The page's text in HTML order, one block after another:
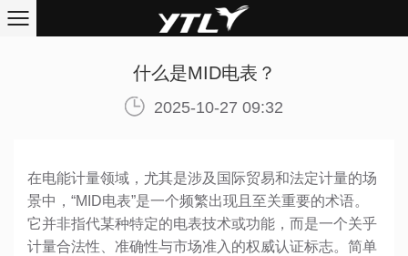
什么是MID电表？
2025-10-27 09:32
在电能计量领域，尤其是涉及国际贸易和法定计量的场
景中，“MID电表”是一个频繁出现且至关重要的术语。
它并非指代某种特定的电表技术或功能，而是一个关乎
计量合法性、准确性与市场准入的权威认证标志。简单